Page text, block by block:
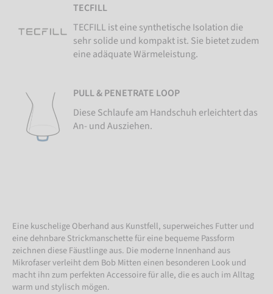
TECFILL
TECFILL ist eine synthetische Isolation die
sehr solide und kompakt ist. Sie bietet zudem
eine adäquate Wärmeleistung.
PULL & PENETRATE LOOP
Diese Schlaufe am Handschuh erleichtert das
An- und Ausziehen.
Eine kuschelige Oberhand aus Kunstfell, superweiches Futter und
eine dehnbare Strickmanschette für eine bequeme Passform
zeichnen diese Fäustlinge aus. Die moderne Innenhand aus
Mikrofaser verleiht dem Bob Mitten einen besonderen Look und
macht ihn zum perfekten Accessoire für alle, die es auch im Alltag
warm und stylisch mögen.